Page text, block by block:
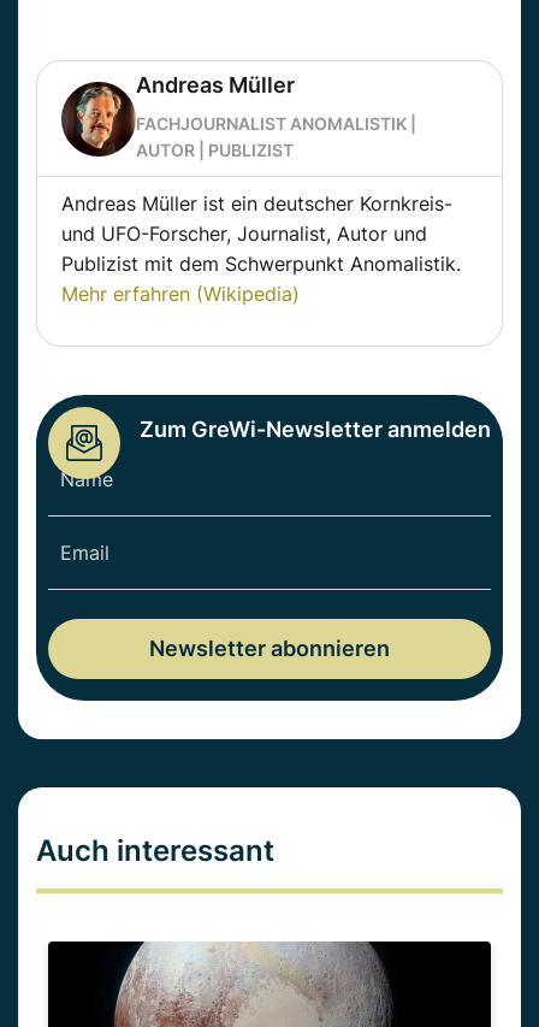
Andreas Müller
FACHJOURNALIST ANOMALISTIK |
AUTOR | PUBLIZIST
Andreas Müller ist ein deutscher Kornkreis-
und UFO-Forscher, Journalist, Autor und
Publizist mit dem Schwerpunkt Anomalistik.
Mehr erfahren (Wikipedia)
Zum GreWi-Newsletter anmelden
Auch interessant